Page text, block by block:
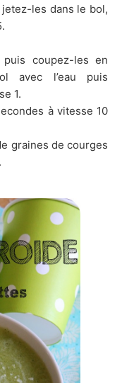
les dans le bol,
puis coupez-les en
avec l’eau puis
1.
à vitesse 10
graines de courges